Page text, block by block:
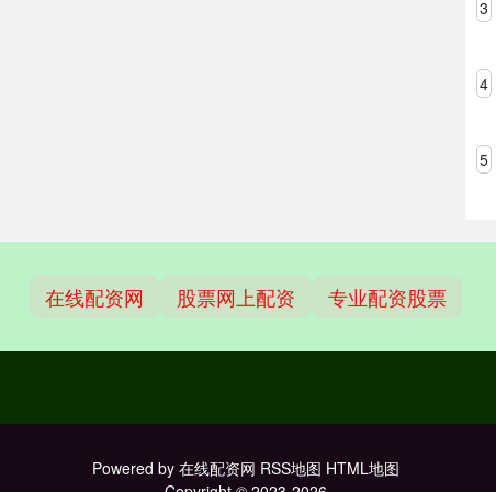
3
4
5
在线配资网 股票网上配资 专业配资股票
Powered by 在线配资网 RSS地图 HTML地图